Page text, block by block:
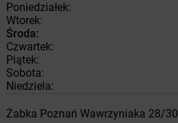
Poniedziałek:
Wtorek:
Środa:
Czwartek:
Piątek:
Sobota:
Niedziela:
Żabka Poznań Wawrzyniaka 28/30